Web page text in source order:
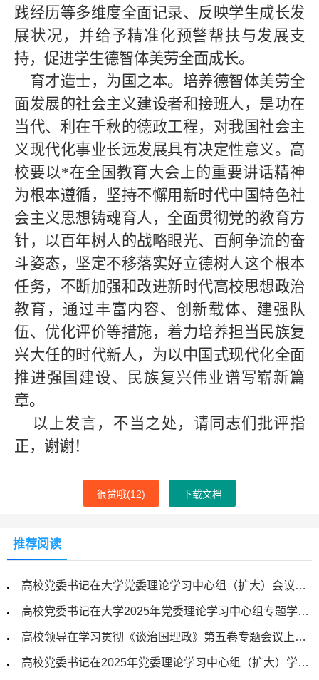
践经历等多维度全面记录、反映学生成长发
展状况，并给予精准化预警帮扶与发展支
持，促进学生德智体美劳全面成长。
育才造士，为国之本。培养德智体美劳全
面发展的社会主义建设者和接班人，是功在
当代、利在千秋的德政工程，对我国社会主
义现代化事业长远发展具有决定性意义。高
校要以*在全国教育大会上的重要讲话精神
为根本遵循，坚持不懈用新时代中国特色社
会主义思想铸魂育人，全面贯彻党的教育方
针，以百年树人的战略眼光、百舸争流的奋
斗姿态，坚定不移落实好立德树人这个根本
任务，不断加强和改进新时代高校思想政治
教育，通过丰富内容、创新载体、建强队
伍、优化评价等措施，着力培养担当民族复
兴大任的时代新人，为以中国式现代化全面
推进强国建设、民族复兴伟业谱写崭新篇
章。
以上发言，不当之处，请同志们批评指
正，谢谢！
很赞哦(12) 下载文档
推荐阅读
高校党委书记在大学党委理论学习中心组（扩大）会议上的讲话
高校党委书记在大学2025年党委理论学习中心组专题学习会议上的讲话
高校领导在学习贯彻《谈治国理政》第五卷专题会议上的发言稿
高校党委书记在2025年党委理论学习中心组（扩大）学习会上的讲话